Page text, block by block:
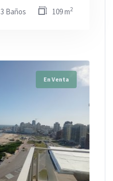
3 Baños 109 m2
En Venta